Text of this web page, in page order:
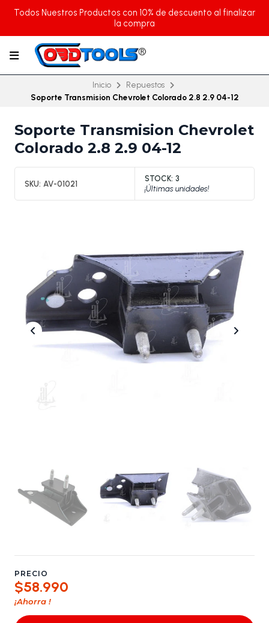
Todos Nuestros Productos con 10% de descuento al finalizar
la compra
Inicio
Repuestos
Soporte Transmision Chevrolet Colorado 2.8 2.9 04-12
Soporte Transmision Chevrolet
Colorado 2.8 2.9 04-12
SKU: AV-01021
STOCK: 3
¡Últimas unidades!
PRECIO
$58.990
¡Ahorra !